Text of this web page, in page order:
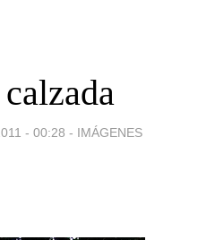
- 00:28 - IMÁGENES